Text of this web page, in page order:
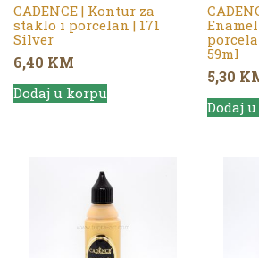
CADENCE | Kontur za
staklo i porcelan | 171
Silver
6,40 KM
Dodaj u korpu
59ml
5,30
Dodaj